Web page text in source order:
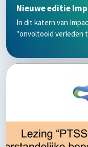
Nieuwe editie
In dit katern van
"onvoltooid verleden